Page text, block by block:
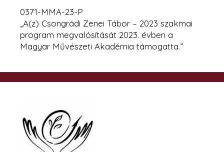
0371-MMA-23-P
„A(z) Csongrádi Zenei Tábor – 2023 szakmai
program megvalósítását 2023. évben a
Magyar Művészeti Akadémia támogatta.”